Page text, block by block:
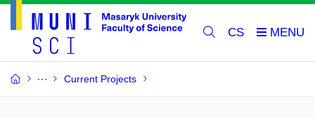
CS
Current Projects